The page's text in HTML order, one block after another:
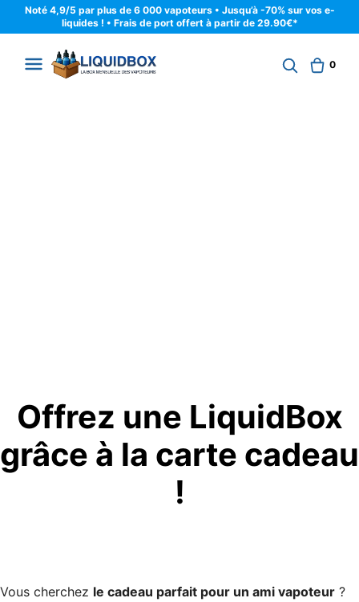
Noté 4,9/5 par plus de 6 000 vapoteurs • Jusqu’à -70% sur vos e-
liquides ! • Frais de port offert à partir de 29.90€*
0
Offrez une LiquidBox
grâce à la carte cadeau
!
Vous cherchez le cadeau parfait pour un ami vapoteur ?